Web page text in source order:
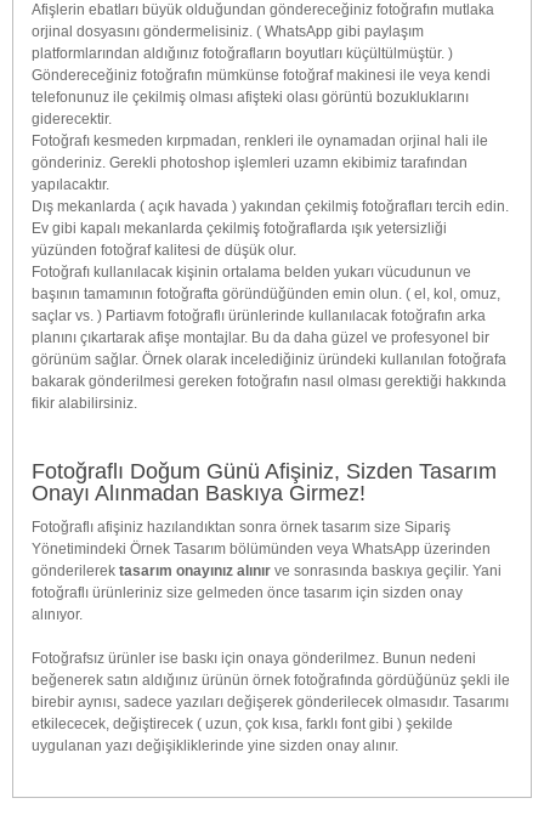
Afişlerin ebatları büyük olduğundan göndereceğiniz fotoğrafın mutlaka
orjinal dosyasını göndermelisiniz. ( WhatsApp gibi paylaşım
platformlarından aldığınız fotoğrafların boyutları küçültülmüştür. )
Göndereceğiniz fotoğrafın mümkünse fotoğraf makinesi ile veya kendi
telefonunuz ile çekilmiş olması afişteki olası görüntü bozukluklarını
giderecektir.
Fotoğrafı kesmeden kırpmadan, renkleri ile oynamadan orjinal hali ile
gönderiniz. Gerekli photoshop işlemleri uzamn ekibimiz tarafından
yapılacaktır.
Dış mekanlarda ( açık havada ) yakından çekilmiş fotoğrafları tercih edin.
Ev gibi kapalı mekanlarda çekilmiş fotoğraflarda ışık yetersizliği
yüzünden fotoğraf kalitesi de düşük olur.
Fotoğrafı kullanılacak kişinin ortalama belden yukarı vücudunun ve
başının tamamının fotoğrafta göründüğünden emin olun. ( el, kol, omuz,
saçlar vs. ) Partiavm fotoğraflı ürünlerinde kullanılacak fotoğrafın arka
planını çıkartarak afişe montajlar. Bu da daha güzel ve profesyonel bir
görünüm sağlar. Örnek olarak incelediğiniz üründeki kullanılan fotoğrafa
bakarak gönderilmesi gereken fotoğrafın nasıl olması gerektiği hakkında
fikir alabilirsiniz.
Fotoğraflı Doğum Günü Afişiniz, Sizden Tasarım
Onayı Alınmadan Baskıya Girmez!
Fotoğraflı afişiniz hazılandıktan sonra örnek tasarım size Sipariş
Yönetimindeki Örnek Tasarım bölümünden veya WhatsApp üzerinden
gönderilerek tasarım onayınız alınır ve sonrasında baskıya geçilir. Yani
fotoğraflı ürünleriniz size gelmeden önce tasarım için sizden onay
alınıyor.
Fotoğrafsız ürünler ise baskı için onaya gönderilmez. Bunun nedeni
beğenerek satın aldığınız ürünün örnek fotoğrafında gördüğünüz şekli ile
birebir aynısı, sadece yazıları değişerek gönderilecek olmasıdır. Tasarımı
etkilececek, değiştirecek ( uzun, çok kısa, farklı font gibi ) şekilde
uygulanan yazı değişikliklerinde yine sizden onay alınır.